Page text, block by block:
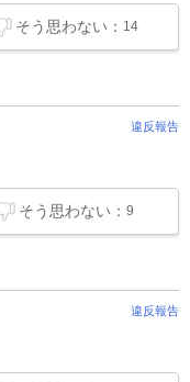
そう思わない： 14
違反報告
そう思わない：9
違反報告